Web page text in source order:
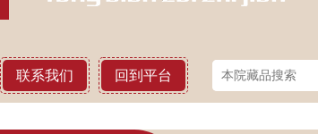
联系我们 回到平台